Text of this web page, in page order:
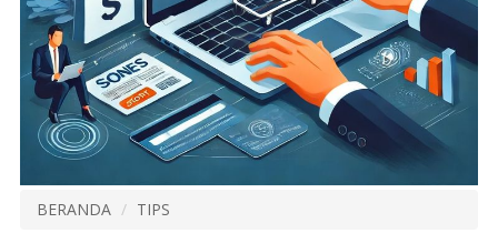
BERANDA TIPS